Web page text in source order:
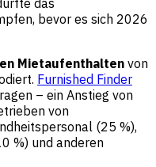
bevor es sich 2026
Mietaufenthalten von
Furnished Finder
– ein Anstieg von
von
(25 %),
%) und anderen